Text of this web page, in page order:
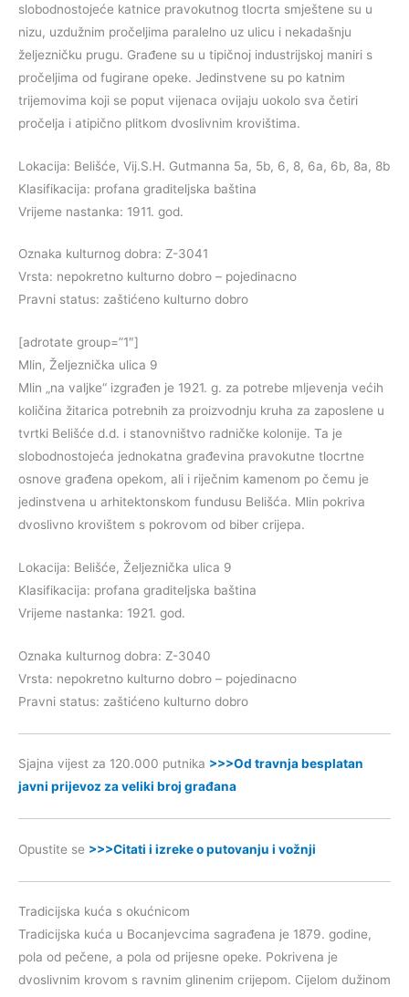
slobodnostojeće katnice pravokutnog tlocrta smještene su u
nizu, uzdužnim pročeljima paralelno uz ulicu i nekadašnju
željezničku prugu. Građene su u tipičnoj industrijskoj maniri s
pročeljima od fugirane opeke. Jedinstvene su po katnim
trijemovima koji se poput vijenaca ovijaju uokolo sva četiri
pročelja i atipično plitkom dvoslivnim krovištima.
Lokacija: Belišće, Vij.S.H. Gutmanna 5a, 5b, 6, 8, 6a, 6b, 8a, 8b
Klasifikacija: profana graditeljska baština
Vrijeme nastanka: 1911. god.
Oznaka kulturnog dobra: Z-3041
Vrsta: nepokretno kulturno dobro – pojedinacno
Pravni status: zaštićeno kulturno dobro
[adrotate group=”1″]
Mlin, Željeznička ulica 9
Mlin „na valjke“ izgrađen je 1921. g. za potrebe mljevenja većih
količina žitarica potrebnih za proizvodnju kruha za zaposlene u
tvrtki Belišće d.d. i stanovništvo radničke kolonije. Ta je
slobodnostojeća jednokatna građevina pravokutne tlocrtne
osnove građena opekom, ali i riječnim kamenom po čemu je
jedinstvena u arhitektonskom fundusu Belišća. Mlin pokriva
dvoslivno krovištem s pokrovom od biber crijepa.
Lokacija: Belišće, Željeznička ulica 9
Klasifikacija: profana graditeljska baština
Vrijeme nastanka: 1921. god.
Oznaka kulturnog dobra: Z-3040
Vrsta: nepokretno kulturno dobro – pojedinacno
Pravni status: zaštićeno kulturno dobro
Sjajna vijest za 120.000 putnika >>>Od travnja besplatan
javni prijevoz za veliki broj građana
Opustite se >>>Citati i izreke o putovanju i vožnji
Tradicijska kuća s okućnicom
Tradicijska kuća u Bocanjevcima sagrađena je 1879. godine,
pola od pečene, a pola od prijesne opeke. Pokrivena je
dvoslivnim krovom s ravnim glinenim crijepom. Cijelom dužinom